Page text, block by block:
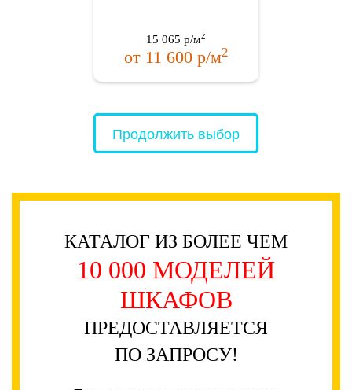
15 065 р/м2
от 11 600р/м2
Продолжить выбор
КАТАЛОГ ИЗ БОЛЕЕ ЧЕМ
10 000 МОДЕЛЕЙ
ШКАФОВ
ПРЕДОСТАВЛЯЕТСЯ
ПО ЗАПРОСУ!